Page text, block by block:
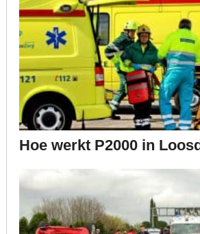
Hoe werkt P2000 in